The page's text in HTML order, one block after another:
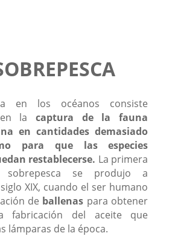
en los océanos consiste
en la captura de la fauna
en cantidades demasiado
para que las especies
restablecerse. La primera
sobrepesca se produjo a
XIX, cuando el ser humano
de ballenas para obtener
fabricación del aceite que
lámparas de la época.